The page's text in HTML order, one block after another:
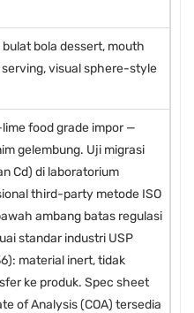
bola dessert, mouth
visual sphere-style
food grade impor —
gelembung. Uji migrasi
Cd) di laboratorium
third-party metode ISO
ambang batas regulasi
standar industri USP
material inert, tidak
ke produk. Spec sheet
of Analysis (COA) tersedia